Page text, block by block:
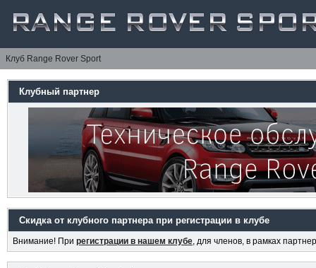
Клуб Range Rover Sport
Клубный партнер
Скидка от клубного партнера при регистрации в клубе
Внимание! При регистрации в нашем клубе, для членов, в рамках